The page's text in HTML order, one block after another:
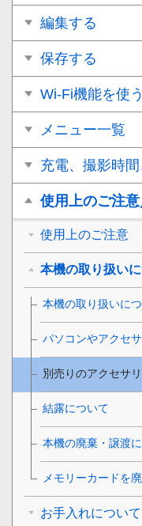
編集する
保存する
Wi-Fi機能を使う
メニュー一覧
充電、撮影時
使用上のご注
使用上のご注意
本機の取り扱い
本機の取り扱いに
パソコンやアクセ
別売りのアクセサ
結露について
本機の廃棄・譲渡
メモリーカードを
お手入れについて